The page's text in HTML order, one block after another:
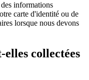
informations
carte d'identité ou de
lorsque nous devons
elles collectées